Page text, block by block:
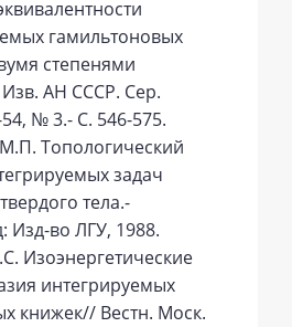
гамильтоновых
степенями
АН СССР. Сер.
№ 3.- С. 546-575.
Топологический
задач
тела.-
Изд-во ЛГУ, 1988.
Изоэнергетические
интегрируемых
книжек// Вестн. Моск.